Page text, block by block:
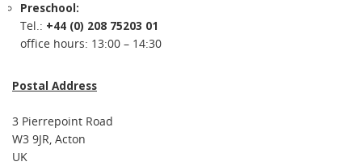
Preschool:
Tel.: +44 (0) 208 75203 01
office hours: 13:00 – 14:30
Postal Address
3 Pierrepoint Road
W3 9JR, Acton
UK